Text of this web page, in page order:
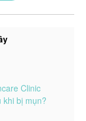
Clinic
khi bị mụn?